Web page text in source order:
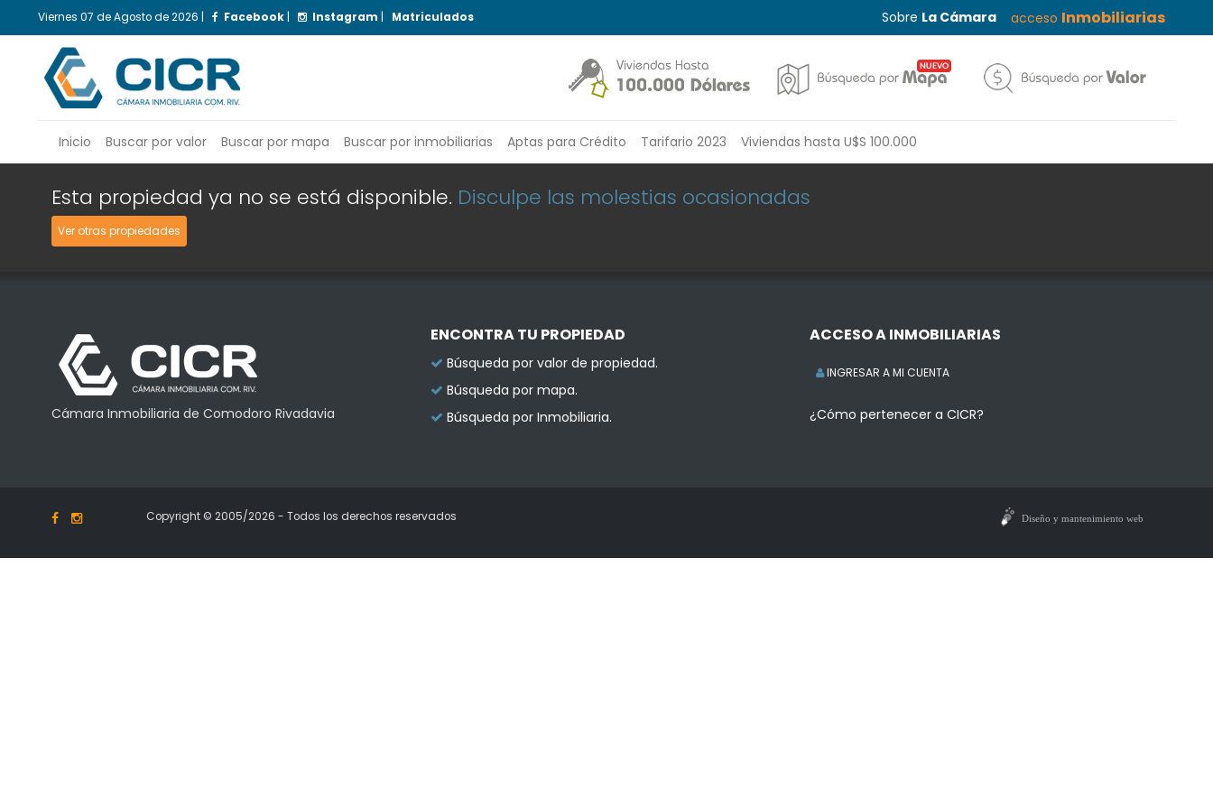
Viernes 07 de Agosto de 2026 Facebook Instagram Matriculados Sobre La Cámara acceso Inmobiliarias
Inicio Buscar por valor Buscar por mapa Buscar por inmobiliarias Aptas para Crédito Tarifario 2023 Viviendas hasta U$S 100.000
Esta propiedad ya no se está disponible. Disculpe las molestias ocasionadas
Ver otras propiedades
Cámara Inmobiliaria de Comodoro Rivadavia
ENCONTRA TU PROPIEDAD
Búsqueda por valor de propiedad.
Búsqueda por mapa.
Búsqueda por Inmobiliaria.
ACCESO A INMOBILIARIAS
INGRESAR A MI CUENTA
¿Cómo pertenecer a CICR?
Copyright © 2005/2026 - Todos los derechos reservados Diseño y mantenimiento web